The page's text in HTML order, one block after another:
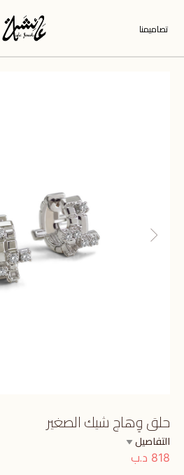
تصاميمنا
حلق وِهاج شيك الصغير
التفاصيل
818 د.ب